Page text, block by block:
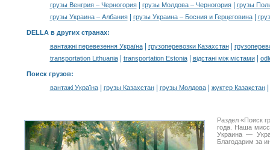
грузы Венгрия – Черногория| грузы Молдова – Черногория|
грузы
грузы Украина – Албания| грузы Украина – Босния и Герцеговина|
DELLA в других странах:
вантажні перевезення Україна| грузоперевозки Казахстан|
transportation Lithuania| transportation Estonia| відстані між містами|
Поиск грузов:
вантажі Україна| грузы Казахстан| грузы Молдова| жүктер Қазақстан|
Раздел «Поиск
года. Наша
Украина —
Благодарим за